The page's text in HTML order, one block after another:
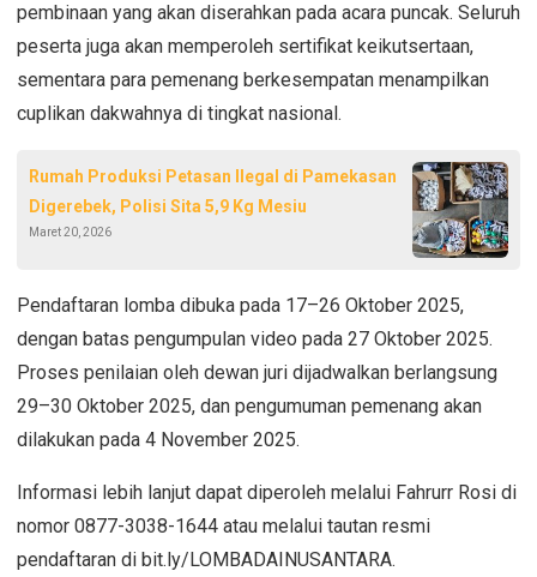
pembinaan yang akan diserahkan pada acara puncak. Seluruh
peserta juga akan memperoleh sertifikat keikutsertaan,
sementara para pemenang berkesempatan menampilkan
cuplikan dakwahnya di tingkat nasional.
Rumah Produksi Petasan Ilegal di Pamekasan
Digerebek, Polisi Sita 5,9 Kg Mesiu
Maret 20, 2026
Pendaftaran lomba dibuka pada 17–26 Oktober 2025,
dengan batas pengumpulan video pada 27 Oktober 2025.
Proses penilaian oleh dewan juri dijadwalkan berlangsung
29–30 Oktober 2025, dan pengumuman pemenang akan
dilakukan pada 4 November 2025.
Informasi lebih lanjut dapat diperoleh melalui Fahrurr Rosi di
nomor 0877-3038-1644 atau melalui tautan resmi
pendaftaran di bit.ly/LOMBADAINUSANTARA.